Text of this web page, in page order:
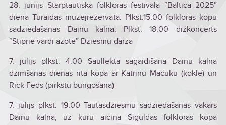
28. jūnijs Starptautiskā folkloras festivāla “Baltica 2025”
diena Turaidas muzejrezervātā. Plkst.15.00 folkloras kopu
sadziedāšanās Dainu kalnā. Plkst. 18.00 dižkoncerts
“Stiprie vārdi azotē” Dziesmu dārzā
7. jūlijs plkst. 4.00 Saullēkta sagaidīšana Dainu kalna
dzimšanas dienas rītā kopā ar Katrīnu Mačuku (kokle) un
Rick Feds (pirkstu bungošana)
7. jūlijs plkst. 19.00 Tautasdziesmu sadziedāšanās vakars
Dainu kalnā, uz kuru aicina Siguldas folkloras kopa